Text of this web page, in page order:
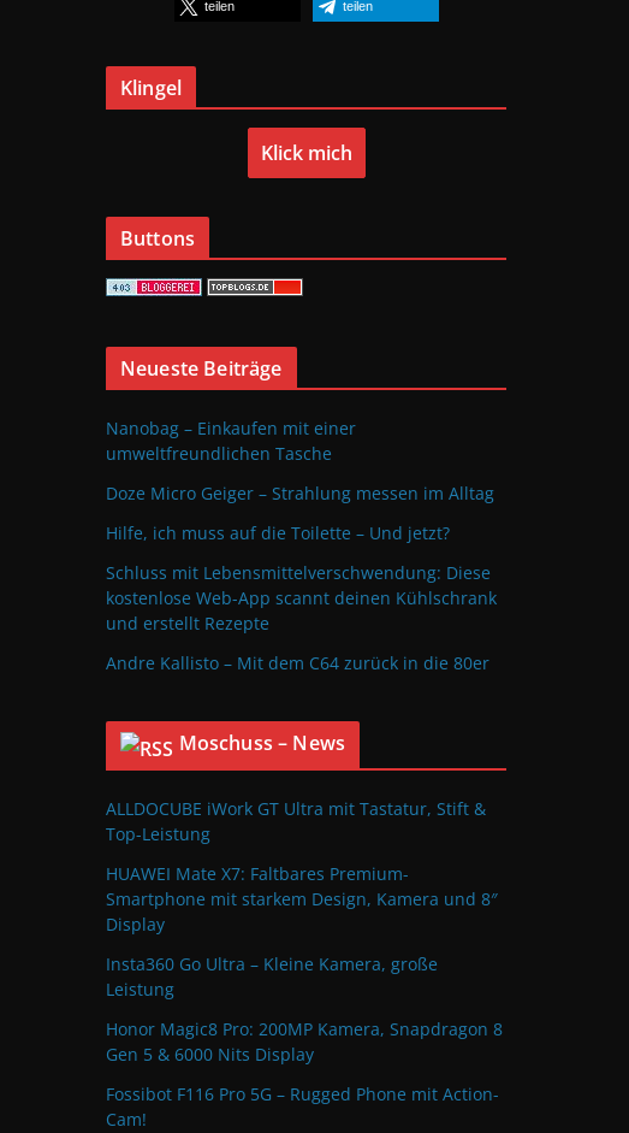
teilen teilen
Klingel
Klick mich
Buttons
Neueste Beiträge
Nanobag – Einkaufen mit einer
umweltfreundlichen Tasche
Doze Micro Geiger – Strahlung messen im Alltag
Hilfe, ich muss auf die Toilette – Und jetzt?
Schluss mit Lebensmittelverschwendung: Diese
kostenlose Web-App scannt deinen Kühlschrank
und erstellt Rezepte
Andre Kallisto – Mit dem C64 zurück in die 80er
Moschuss – News
ALLDOCUBE iWork GT Ultra mit Tastatur, Stift &
Top-Leistung
HUAWEI Mate X7: Faltbares Premium-
Smartphone mit starkem Design, Kamera und 8″
Display
Insta360 Go Ultra – Kleine Kamera, große
Leistung
Honor Magic8 Pro: 200MP Kamera, Snapdragon 8
Gen 5 & 6000 Nits Display
Fossibot F116 Pro 5G – Rugged Phone mit Action-
Cam!